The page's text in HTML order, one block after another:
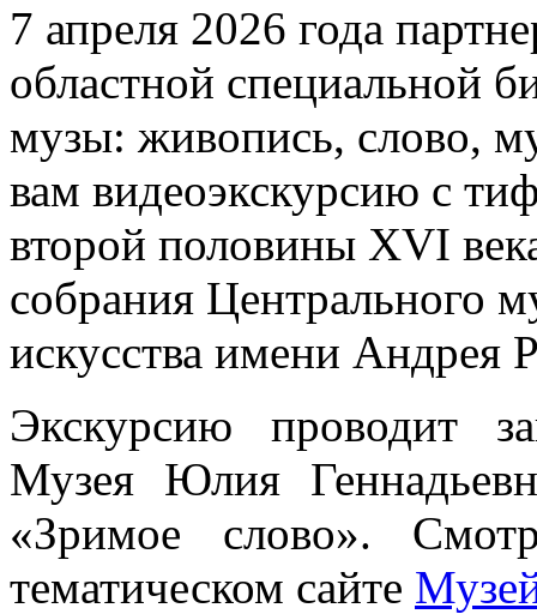
7 апреля 2026 года
областной специальной
музы: живопись, слово,
вам видеоэкскурсию с
второй половины XVI
собрания Центрального
искусства имени Андрея
Экскурсию проводит
Музея Юлия
«Зримое слово».
тематическом сайте